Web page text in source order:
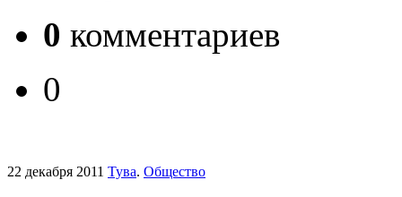
0 комментариев
0
22 декабря 2011 Тува. Общество